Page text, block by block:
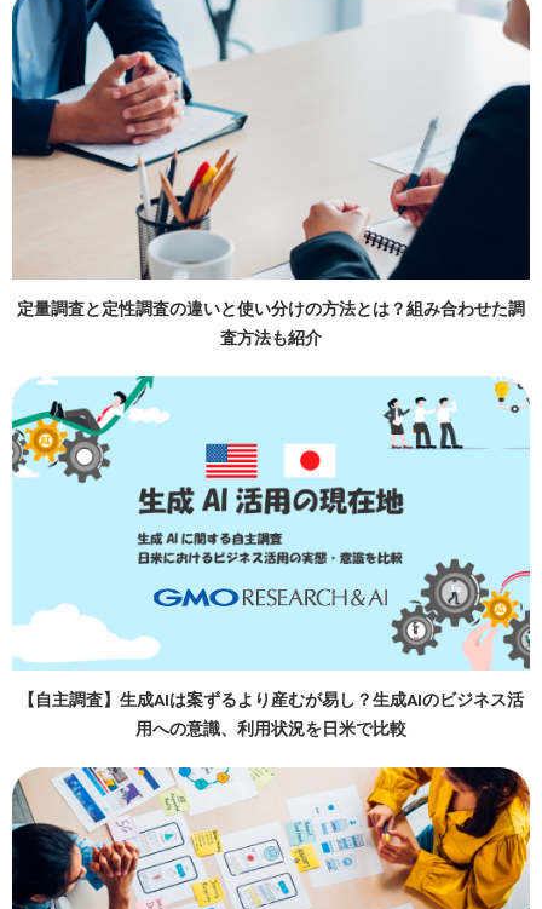
定量調査と定性調査の違いと使い分けの方法とは？組み合わせた調
査方法も紹介
【自主調査】生成AIは案ずるより産むが易し？生成AIのビジネス活
用への意識、利用状況を日米で比較